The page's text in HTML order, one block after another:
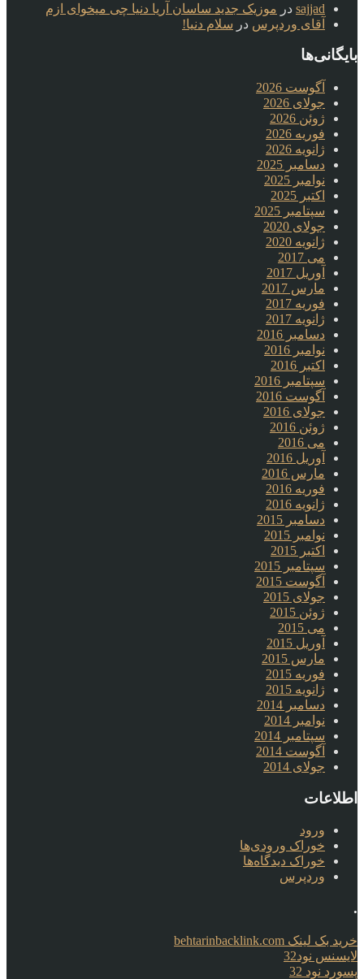
sajjad در موزیک جدید ساسان آریا دنیا چی میخوای ازم
آقای وردپرس در سلام دنیا!
بایگانی‌ها
آگوست 2026
جولای 2026
ژوئن 2026
فوریه 2026
ژانویه 2026
دسامبر 2025
نوامبر 2025
اکتبر 2025
سپتامبر 2025
جولای 2020
ژانویه 2020
می 2017
آوریل 2017
مارس 2017
فوریه 2017
ژانویه 2017
دسامبر 2016
نوامبر 2016
اکتبر 2016
سپتامبر 2016
آگوست 2016
جولای 2016
ژوئن 2016
می 2016
آوریل 2016
مارس 2016
فوریه 2016
ژانویه 2016
دسامبر 2015
نوامبر 2015
اکتبر 2015
سپتامبر 2015
آگوست 2015
جولای 2015
ژوئن 2015
می 2015
آوریل 2015
مارس 2015
فوریه 2015
ژانویه 2015
دسامبر 2014
نوامبر 2014
سپتامبر 2014
آگوست 2014
جولای 2014
اطلاعات
ورود
خوراک ورودی‌ها
خوراک دیدگاه‌ها
وردپرس
.
خرید بک لینک behtarinbacklink.com
لایسنس نود32
پسورد نود 32